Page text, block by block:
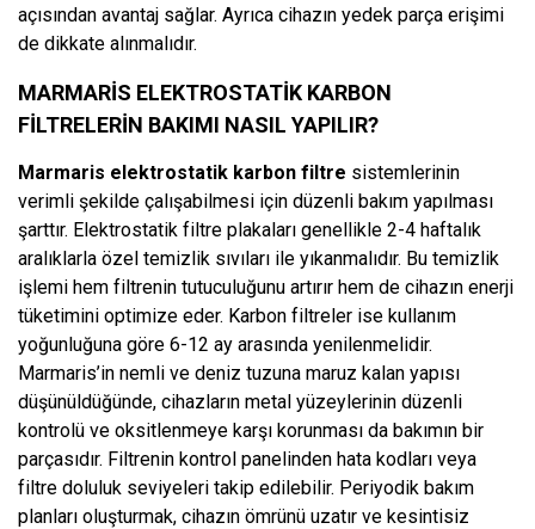
açısından avantaj sağlar. Ayrıca cihazın yedek parça erişimi
de dikkate alınmalıdır.
MARMARIS ELEKTROSTATIK KARBON
FILTRELERIN BAKIMI NASIL YAPILIR?
Marmaris elektrostatik karbon filtre sistemlerinin
verimli şekilde çalışabilmesi için düzenli bakım yapılması
şarttır. Elektrostatik filtre plakaları genellikle 2-4 haftalık
aralıklarla özel temizlik sıvıları ile yıkanmalıdır. Bu temizlik
işlemi hem filtrenin tutuculuğunu artırır hem de cihazın enerji
tüketimini optimize eder. Karbon filtreler ise kullanım
yoğunluğuna göre 6-12 ay arasında yenilenmelidir.
Marmaris’in nemli ve deniz tuzuna maruz kalan yapısı
düşünüldüğünde, cihazların metal yüzeylerinin düzenli
kontrolü ve oksitlenmeye karşı korunması da bakımın bir
parçasıdır. Filtrenin kontrol panelinden hata kodları veya
filtre doluluk seviyeleri takip edilebilir. Periyodik bakım
planları oluşturmak, cihazın ömrünü uzatır ve kesintisiz